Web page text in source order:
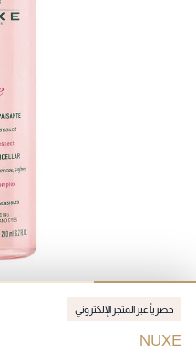
حصرياً عبر المتجر الإلكتروني
NUXE